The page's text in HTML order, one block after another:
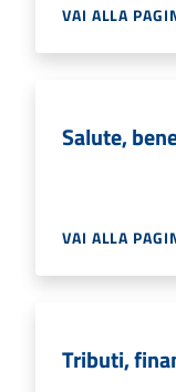
VAI ALLA
Salute,
VAI ALLA
Tributi,